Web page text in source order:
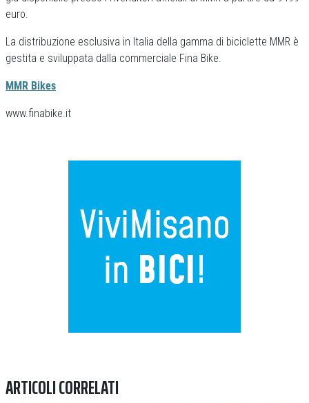
euro.
La distribuzione esclusiva in Italia della gamma di biciclette MMR è
gestita e sviluppata dalla commerciale Fina Bike.
MMR Bikes
www.finabike.it
ARTICOLI CORRELATI